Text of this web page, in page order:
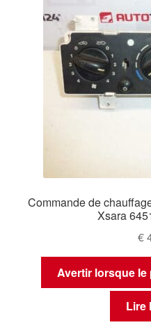
Commande de
Xsara
€
Avertir lorsque
Lire